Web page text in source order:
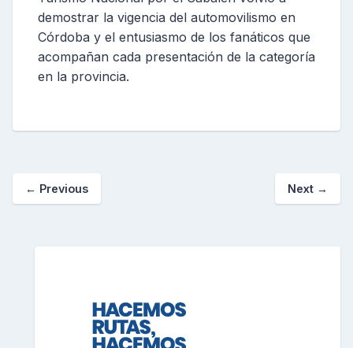
demostrar la vigencia del automovilismo en
Córdoba y el entusiasmo de los fanáticos que
acompañan cada presentación de la categoría
en la provincia.
← Previous Next →